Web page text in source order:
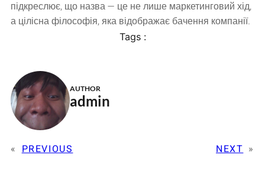
підкреслює, що назва — це не лише маркетинговий хід,
а цілісна філософія, яка відображає бачення компанії.
Tags :
AUTHOR
admin
« PREVIOUS NEXT »